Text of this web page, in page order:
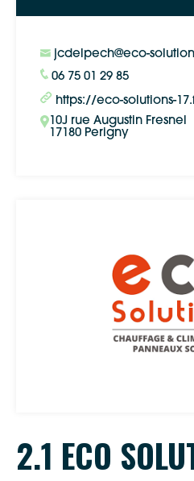
jcdelpech@eco-
06 75 01 29 85
https://eco-solutions-
10J rue Augustin Fresnel
17180 Perigny
2.1 ECO